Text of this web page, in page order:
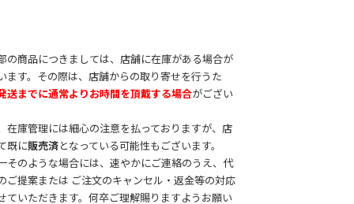
の商品につきましては、店舗に在庫がある場合が
ます。その際は、店舗からの取り寄せを行うた
送までに通常よりお時間を頂戴する場合がござい
在庫管理には細心の注意を払っておりますが、店
既に販売済となっている可能性もございます。
そのような場合には、速やかにご連絡のうえ、代
ご提案または ご注文のキャンセル・返金等の対応
ていただきます。何卒ご理解賜りますようお願い